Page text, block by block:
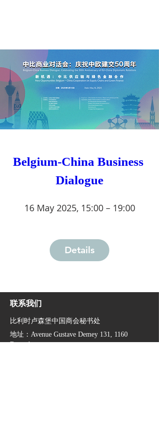
Belgium-China Business
Dialogue
16 May 2025, 15:00 – 19:00
Details
联系我们
​比利时卢森堡中国商会秘书处
地址：Avenue Gustave Demey 131, 1160
Brussels